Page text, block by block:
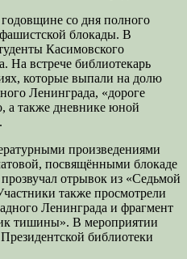
со дня полного
блокады. В
Касимовского
На встрече библиотекарь
которые выпали на долю
Ленинграда, «дороге
а также дневнике юной
произведениями
посвящёнными блокаде
отрывок из «Седьмой
также просмотрели
Ленинграда и фрагмент
тишины». В мероприятии
библиотеки